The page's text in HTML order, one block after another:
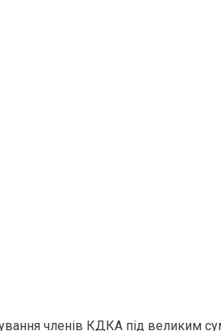
членів КДКА під великим